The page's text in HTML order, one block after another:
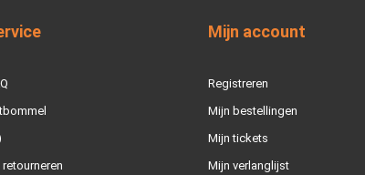
Mijn account
Registreren
Mijn bestellingen
Mijn tickets
Mijn verlanglijst